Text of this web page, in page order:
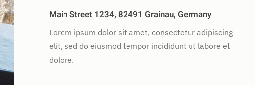
Main Street 1234, 82491 Grainau, Germany
Lorem ipsum dolor sit amet, consectetur adipiscing
elit, sed do eiusmod tempor incididunt ut labore et
dolore.